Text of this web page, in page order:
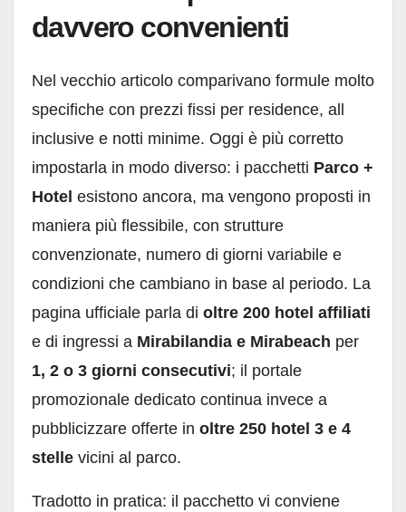
davvero convenienti
Nel vecchio articolo comparivano formule molto
specifiche con prezzi fissi per residence, all
inclusive e notti minime. Oggi è più corretto
impostarla in modo diverso: i pacchetti Parco +
Hotel esistono ancora, ma vengono proposti in
maniera più flessibile, con strutture
convenzionate, numero di giorni variabile e
condizioni che cambiano in base al periodo. La
pagina ufficiale parla di oltre 200 hotel affiliati
e di ingressi a Mirabilandia e Mirabeach per
1, 2 o 3 giorni consecutivi; il portale
promozionale dedicato continua invece a
pubblicizzare offerte in oltre 250 hotel 3 e 4
stelle vicini al parco.
Tradotto in pratica: il pacchetto vi conviene